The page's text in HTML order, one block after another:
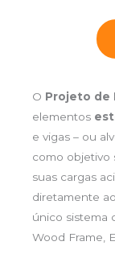
O Projeto de
elementos
e vigas – ou
como objetivo
suas cargas
diretamente
único sistema
Wood Frame,